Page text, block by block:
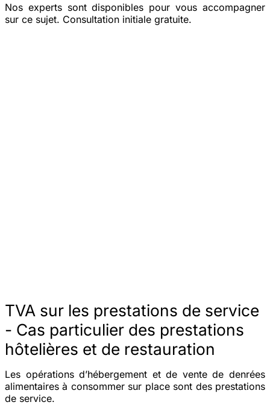
Nos experts sont disponibles pour vous accompagner
sur ce sujet. Consultation initiale gratuite.
TVA sur les prestations de service
- Cas particulier des prestations
hôtelières et de restauration
Les opérations d’hébergement et de vente de denrées
alimentaires à consommer sur place sont des prestations
de service.